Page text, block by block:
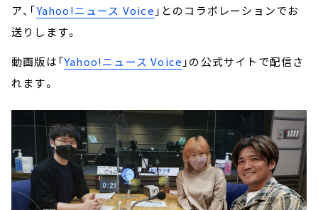
ア、「Yahoo!ニュース Voice 」とのコラボレーションでお
送りします。
動画版は「Yahoo!ニュース Voice 」の公式サイトで配信さ
れます。